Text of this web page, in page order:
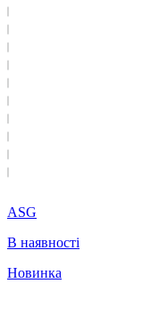
ASG
В наявності
Новинка